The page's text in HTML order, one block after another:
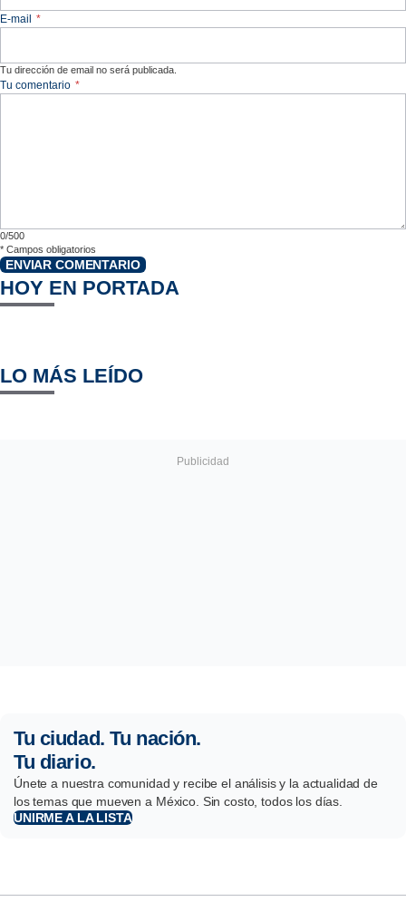
E-mail *
Tu dirección de email no será publicada.
Tu comentario *
0/500
* Campos obligatorios
ENVIAR COMENTARIO
HOY EN PORTADA
LO MÁS LEÍDO
Tu ciudad. Tu nación.
Tu diario.
Únete a nuestra comunidad y recibe el análisis y la actualidad de
los temas que mueven a México. Sin costo, todos los días.
UNIRME A LA LISTA